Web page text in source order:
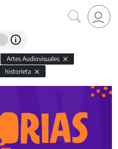
Artes Audiovisuales
historieta